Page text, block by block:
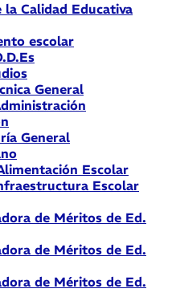
la Calidad Educativa
escolar
General
General
Escolar
Escolar
de Méritos de Ed.
de Méritos de Ed.
de Méritos de Ed.